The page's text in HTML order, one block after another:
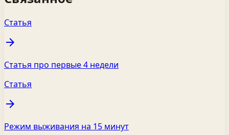
Статья
arrow_forward
Статья про первые 4 недели
Статья
arrow_forward
Режим выживания на 15 минут